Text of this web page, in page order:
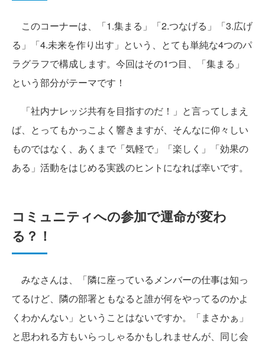
このコーナーは、「1.集まる」「2.つなげる」「3.広げ
る」「4.未来を作り出す」という、とても単純な4つのパ
ラグラフで構成します。今回はその1つ目、「集まる」
という部分がテーマです！
「社内ナレッジ共有を目指すのだ！」と言ってしまえ
ば、とってもかっこよく響きますが、そんなに仰々しい
ものではなく、あくまで「気軽で」「楽しく」「効果の
ある」活動をはじめる実践のヒントになれば幸いです。
コミュニティへの参加で運命が変わ
る？！
みなさんは、「隣に座っているメンバーの仕事は知っ
てるけど、隣の部署ともなると誰が何をやってるのかよ
くわかんない」ということはないですか。「まさかぁ」
と思われる方もいらっしゃるかもしれませんが、同じ会